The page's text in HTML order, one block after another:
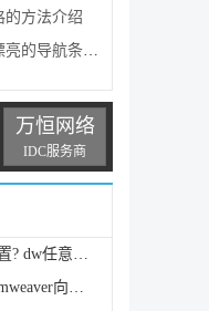
的方法介绍
导航条按钮
万恒网络
IDC服务商
HTML代码怎么调整图片位置? dw任意改变浏览器窗口图片
dw怎么给框架加内容? Dreamweaver向框架中添加内容的